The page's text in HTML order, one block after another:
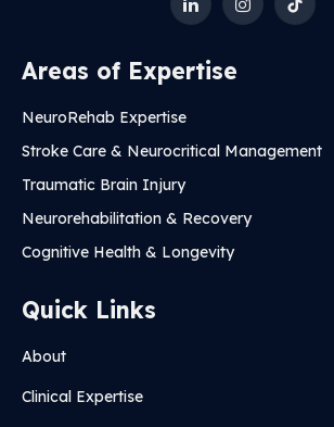
LinkedInInstagramTikTok
Areas of Expertise
NeuroRehab Expertise
Stroke Care & Neurocritical Management
Traumatic Brain Injury
Neurorehabilitation & Recovery
Cognitive Health & Longevity
Quick Links
About
Clinical Expertise